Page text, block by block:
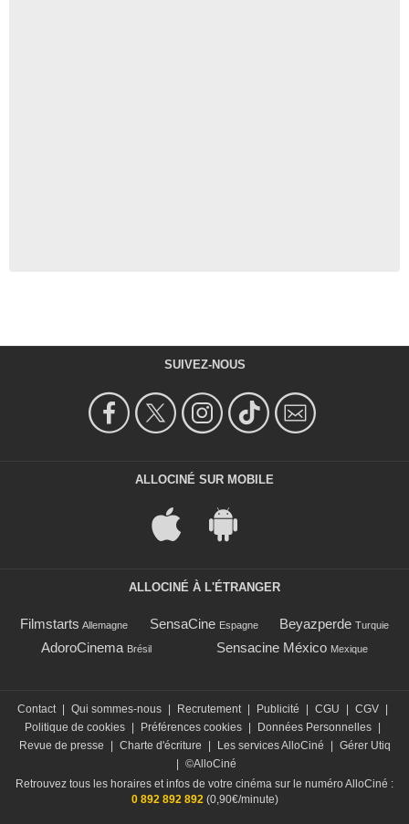
SUIVEZ-NOUS
ALLOCINÉ SUR MOBILE
ALLOCINÉ À L'ÉTRANGER
Filmstarts Allemagne SensaCine Espagne Beyazperde Turquie
AdoroCinema Brésil Sensacine México Mexique
Contact | Qui sommes-nous | Recrutement | Publicité | CGU | CGV |
Politique de cookies | Préférences cookies | Données Personnelles |
Revue de presse
| Charte d'écriture | Les services AlloCiné | Gérer Utiq
| ©AlloCiné
Retrouvez tous les horaires et infos de votre cinéma sur le numéro AlloCiné :
0 892 892 892(0,90€/minute)